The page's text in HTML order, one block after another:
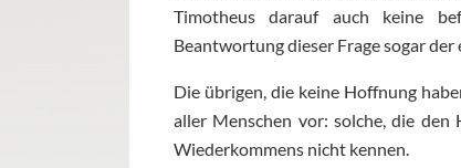
Timotheus darauf auch keine
Beantwortung dieser Frage sogar
Die übrigen, die keine Hoffnung
aller Menschen vor: solche, die den
Wiederkommens nicht kennen.